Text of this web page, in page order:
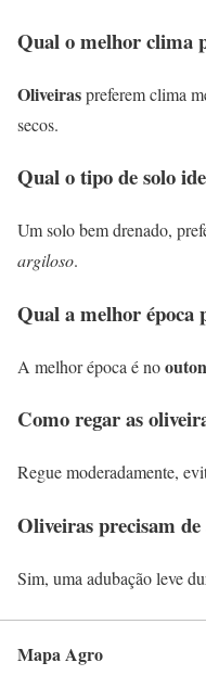
Qual o melhor clima
Oliveiraspreferem clima
secos.
Qual o tipo de solo
Um solo bem drenado,
argiloso.
Qual a melhor época
A melhor época é no
Como regar as
Regue moderadamente,
Oliveiras precisam de
Sim, uma adubação leve
Mapa Agro